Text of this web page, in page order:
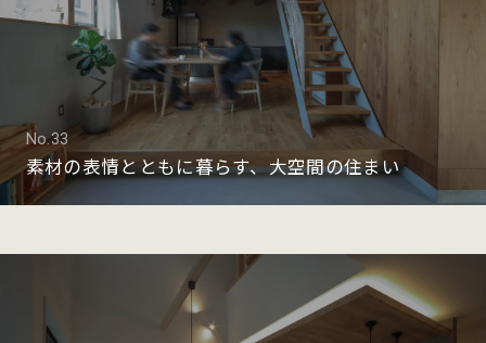
No.33
素材の表情とともに暮らす、大空間の住まい